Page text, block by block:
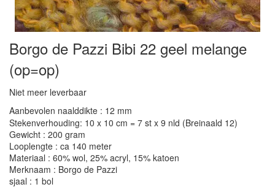
Borgo de Pazzi Bibi 22 geel melange
(op=op)
Niet meer leverbaar
Aanbevolen naalddikte : 12 mm
Stekenverhouding: 10 x 10 cm = 7 st x 9 nld (Breinaald 12)
Gewicht : 200 gram
Looplengte : ca 140 meter
Materiaal : 60% wol, 25% acryl, 15% katoen
Merknaam : Borgo de Pazzi
sjaal : 1 bol